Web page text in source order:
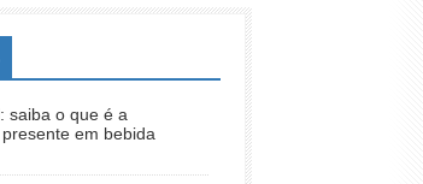
saiba o que é a
em bebida